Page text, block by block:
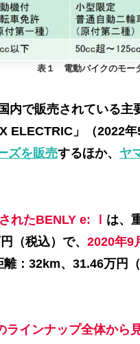
表１ 電動バイクのモー
で販売されている主
ELECTRIC」（2022
ズを販売するほか、 ヤ
れたBENLY e: Ⅰ は、
（税込）で、 2020年9
：32km、31.46万円
ラインナップ全体から